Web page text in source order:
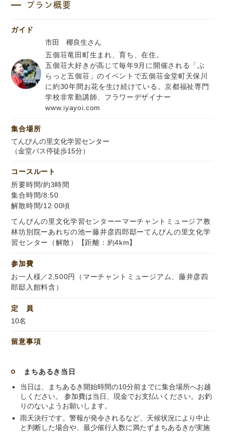
プラン概要
ガイド
市田 椰良生さん
五個荘竜田町生まれ、育ち、在住。
五個荘大好きが高じて毎年9月に開催される「ぶ
らっと五個荘」のイベントで五個荘金堂町天保川
に約30年間お花を生け続けている。京都福祉専門
学校非常勤講師、フラワーデザイナー
www.iyayoi.com
集合場所
てんびんの里文化学習センター
（金堂バス停徒歩15分）
コースルート
所要時間/約3時間
集合時間/8:50
解散時間/12:00頃
てんびんの里文化学習センターーマーチャントミュージア教
林坊別院ーあれぢの池ー藤井彦四郎邸ーてんびんの里文化学
習センター（解散）【距離：約4km】
参加費
お一人様／2,500円（マーチャントミュージアム、藤井彦四
郎邸入館料含）
定 員
10名
留意事項
まちあるき当日
当日は、まちあるき開始時間の10分前までに集合場所へお越
しください。 参加費は当日、現金でお支払いください。お釣
りのないようお願いします。
雨天決行です。警報が発令されるなど、天候状況により中止
と判断した場合や、最少催行人数に満たずまちあるきが実施